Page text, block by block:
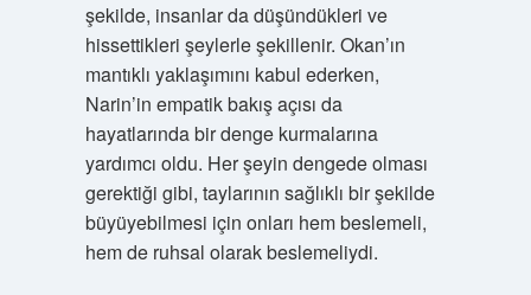
şekilde, insanlar da düşündükleri ve
hissettikleri şeylerle şekillenir. Okan’ın
mantıklı yaklaşımını kabul ederken,
Narin’in empatik bakış açısı da
hayatlarında bir denge kurmalarına
yardımcı oldu. Her şeyin dengede olması
gerektiği gibi, taylarının sağlıklı bir şekilde
büyüyebilmesi için onları hem beslemeli,
hem de ruhsal olarak beslemeliydi.